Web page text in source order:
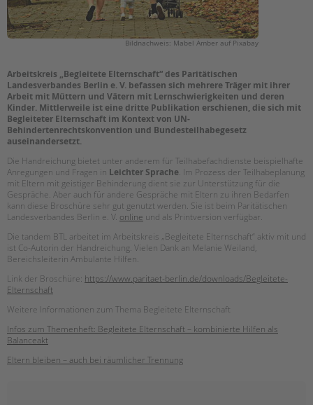
TANDEM BTL AKADEMIE
Seminarräume
STADTTEILARBEIT
PROFIL | LEITBILD
Bereiche im Überblick
Kinder- und Jugendschutz
Unsere Videos
Gesellschafter VdK
schoolcoach BTL
tandem international
KARRIERE
Stellenangebote
tandem als Arbeitgeberin
NEWS/BLOG
unkuerzbar
Bildnachweis: Mabel Amber auf Pixabay
Arbeitskreis „Begleitete Elternschaft“ des Paritätischen
Landesverbandes Berlin e. V. befassen sich mehrere Träger mit ihrer
Arbeit mit Müttern und Vätern mit Lernschwierigkeiten und deren
Kinder. Mittlerweile ist eine dritte Publikation erschienen, die sich mit
Begleiteter Elternschaft im Kontext von UN-
Behindertenrechtskonvention und Bundesteilhabegesetz
auseinandersetzt.
Die Handreichung bietet unter anderem für Teilhabefachdienste beispielhafte
Anregungen und Fragen in Leichter Sprache. Im Prozess der Teilhabeplanung
mit Eltern mit geistiger Behinderung dient sie zur Unterstützung für die
Gespräche. Aber auch für andere Gespräche mit Eltern zu ihren Bedarfen
kann diese Broschüre sehr gut genutzt werden. Sie ist beim Paritätischen
Landesverbandes Berlin e. V. online und als Printversion verfügbar.
Die tandem BTL arbeitet im Arbeitskreis „Begleitete Elternschaft“ aktiv mit und
ist Co-Autorin der Handreichung. Vielen Dank an Melanie Weiland,
Bereichsleiterin Ambulante Hilfen.
Link der Broschüre: https://www.paritaet-berlin.de/downloads/Begleitete-
Elternschaft
Weitere Informationen zum Thema Begleitete Elternschaft
Infos zum Themenheft: Begleitete Elternschaft – kombinierte Hilfen als
Balanceakt
Eltern bleiben – auch bei räumlicher Trennung